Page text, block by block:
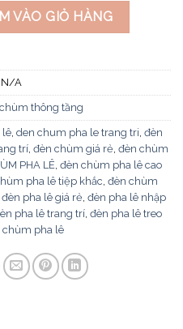
CFL 3514 số lượng
VÀO GIỎ HÀNG
N/A
thông tầng
lê, den chum pha le trang tri, đèn
trí, đèn chùm giá rẻ, đèn chùm
PHA LÊ, đèn chùm pha lê cao
pha lê tiệp khắc, đèn chùm
đèn pha lê giá rẻ, đèn pha lê nhập
pha lê trang trí, đèn pha lê treo
chùm pha lê